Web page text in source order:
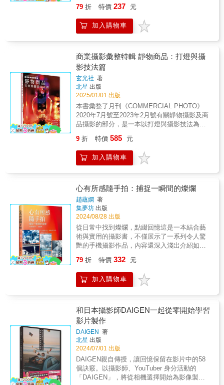
拍不到好照片，還會嚇到人？大師都是抓什麼
也有一種姿態嗎？是否值得拍攝？布列松的作
品主題，其實是幾何構圖？這些看似非技巧的
攝影點，其實才是拍出好照片的主因？！「熱
體」，作者歸納出五大主題，背後暗藏著捕捉
影像的根本法則，更是攝影新手一定要練的拍
攝計畫。 ▎16位街頭攝影大師＋20位世界當代
攝影新銳，跟著作者進入大師的街拍魂 1、布
列松的作品並非總是仰賴人，真正的主題是幾
何。 2、近身接觸過東京黑道的攝影師Bruce
Gilden，總是用近距離突襲被攝者。 3、崛起於
Flickr的莫斯科女攝影家Maria Plotnikova，因
口伸真正的街頭動力來自《當代街頭攝影》選
集，以及從這本書衍生而來的線上活動，之後
更加入了最多網路粉絲的Steet Photographers
街頭攝影學會。 5、主要以手機拍照的Oliver
Lang，特別成立了Mobile Photo Network分享
手機照片。 6、做了四十年心理醫生的Jack
Simon自學攝影，目前是Burn My Eye （網路
攝影新浪潮，最有野心的攝影學會）的會員之
一。 藉著臉書、Instagram、flickr等媒介，街
頭攝影已經成為新世代的影像顯學，跟著作者
進入大師的街拍魂，一起用20個經典街拍計
畫，探索好攝影吧！ ▎百位攝影人都是從街拍
開始，練出經驗與手感 梅耶若維茲說：在羅
伯．法蘭克成名前，他就已經在街上認識他
都是從街頭開始，練出行走街巷一定要有的敏
銳度。這本書，就是最珍貴的街頭經驗談。作
者從事街頭攝影逾25年，經由爬梳街頭攝影
蹤、陰影、鏡射&hellip;&hellip;將影像決定性瞬
間的祕密，化為具體的20個經典拍攝計畫，帶
領讀者完全參透影像魅力的成因。 【這些技
法，超實用！】 ●基礎技法 Q：如何拍出「很
自然、像是巧合的照片」？ A：使用「等待」
技法 最好看起來像是一走進場景，就自然拍到
的樣子，但畫面看起來不能太完美。 Q：如何
拍出「引人想像、具渲染力的照片」？ A：使
「脫單加分指南」！ 不希罕脫單的，它一樣能
讓你拍出美照〜（可別浪費你花了X萬元買的手
機啊） ★「把人家的腿拍長一點」，遇到這種
燈節怎麼拍？ 是不是一不小心就燈亮臉黑黑？
這樣對焦保證不失誤！ ★出大景了！想拍卻拍
不出來？ 快！橫拿手機＋啟動全景模式，美照
GET！ ★明明是在不同地方拍的，怎麼每張照
片都這麼像？ 注意！適度留白＋這樣構圖，就
能留下美好回（照）憶（片）！ 台灣也有的
「天空階梯」「盪鞦韆」打卡點，這樣取景，
不必拍1000張就可以有夢幻美照〜 日本超人氣
TikTok網紅AAAtsushi所分享的照片及影片創作
技巧，不只好用，還不必花錢下載APP。這也
前已有330萬追隨者。至今他依舊持續不懈地上
傳各種拍照及攝影剪輯方法。 重點是：無論你
習慣使用哪種社群網站，本書所提供的構圖方
79 折 特價 237 元
加入購物車
商業攝影彙整特輯 靜物商品：打燈與攝
影技法篇
玄光社 著
北星 出版
2025/01/01 出版
本書彙整了月刊《COMMERCIAL PHOTO》
2020年7月號至2023年2月號有關靜物攝影及商
品攝影的部分，是一本以打燈與攝影技法為主
﹝2023年2月號﹞化妝品攝影有各式各樣的表現
手法，比如呈現包裝的材質、化妝品的質感或
是能夠表達產品形象的構圖等等。本節將介紹8
號﹞誘惑讀者五感的料理寫真究竟是怎麼捕捉
那最美味的瞬間呢？amana的Sizzle攝影專業團
隊hue旗下的攝影師們將會為我們解說料理寫真
獨有的技法及重點。最強商品攝影打燈﹝2020
年7月號﹞雖然都叫作「商品攝影」，但拍攝主
體可說是五花八門、各式各樣。本章挑選10種
主要拍攝主體，請各領域共10位攝影專家為我
們進行打燈解說。他們究竟會針對不同拍攝主
體及攝影主題佈置出什麼樣的燈光環境呢？讓
答﹝2022年7月號﹞商品攝影的拍攝主體中，拍
攝難度最高的是珠寶、手錶、化妝品及玻璃瓶
等「發光物」。清楚意識到倒影與反光的打燈
候還能透過光影平衡讓商品看起來更美麗、更
具高級感。在這次的特輯中，將透過活用各種
創意與技術的作品解說，專業攝影師們的技巧
以及基礎到實踐的打燈方法，探尋「發光物的
正確解答」。專業的「蛋」攝影表現﹝2020年
12月號、2021年10月號﹞雜誌
《COMMERCIAL PHOTO》曾在2020年12月
號及2021年10月號舉辦過2次「蛋」的攝影企
9 折 特價 585 元
加入購物車
心有所感隨手拍：捕捉一瞬間的燦爛
趙蘊嫻 著
集夢坊 出版
2024/08/28 出版
從日常中找到燦爛，點綴回憶這是一本結合藝
術與實用的攝影書，不僅展示了一系列令人驚
艷的手機攝影作品，內容還深入淺出介紹如何
一同探索那些常被忽略的瞬間，用手機留住生
命中的光芒和色彩，從而豐富自己的生活體驗
和藝術實踐，探索攝影藝術如何捕捉並反映人
覺魔術講眼見不為憑到等待景色的實例，在這
篇章中，景色在平常可能再平凡不過，即使身
邊有無數的美，只要少了攝影眼光，也會失之
交臂。日常生活找尋美景的觀念與等待的耐
心，還有如何落實心中的想法，一一分享給讀
者。拍攝技巧──簡單中的奧祕通過一系列精心
挑選的攝影作品，展現深刻的視覺敘事，讓原
本枯燥的攝影技巧不在乏味無趣，而是驚豔讚
嘆。舉凡基本原理、曝光、構圖到色彩管理，
79 折 特價 332 元
加入購物車
和日本攝影師DAIGEN一起從零開始學習
影片製作
DAIGEN 著
北星 出版
2024/07/01 出版
DAIGEN親自傳授，讓回憶保留在影片中的58
個訣竅。以攝影師、YouTuber 身分活動的
「DAIGEN」，將從相機選擇開始為影像製作